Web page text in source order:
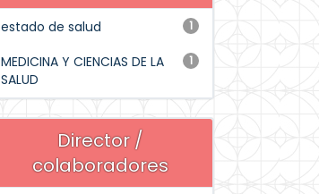
1
estado de salud
1
MEDICINA Y CIENCIAS DE LA
SALUD
Director /
colaboradores